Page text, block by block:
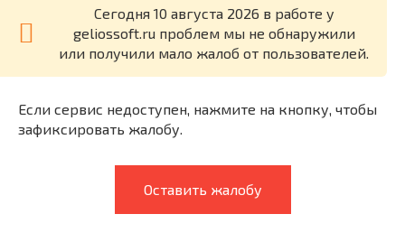
Cегодня 10 августа 2026 в работе у
geliossoft.ru проблем мы не обнаружили
или получили мало жалоб от пользователей.
Если сервис недоступен, нажмите на кнопку, чтобы
зафиксировать жалобу.
Оставить жалобу